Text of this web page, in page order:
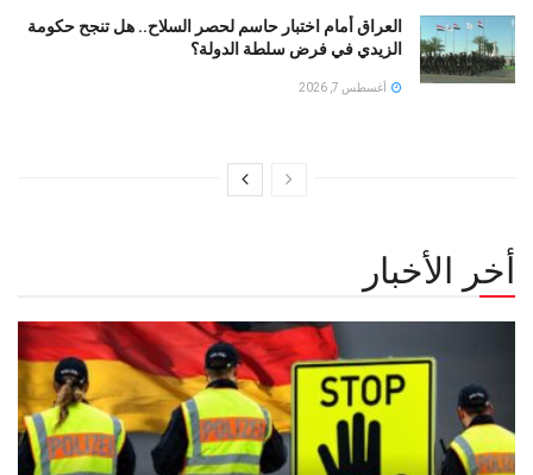
العراق أمام اختبار حاسم لحصر السلاح.. هل تنجح حكومة
الزيدي في فرض سلطة الدولة؟
أغسطس 7, 2026
أخر الأخبار